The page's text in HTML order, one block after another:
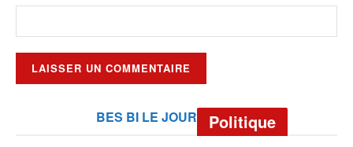
BES BI LE JOUR Politique